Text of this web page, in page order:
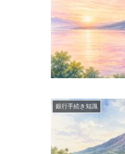
銀行手続き知識